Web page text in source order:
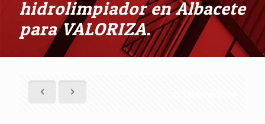
hidrolimpiador en Albacete
para VALORIZA.